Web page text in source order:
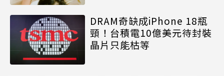
DRAM奇缺成iPhone 18瓶
頸！台積電10億美元待封裝
晶片只能枯等